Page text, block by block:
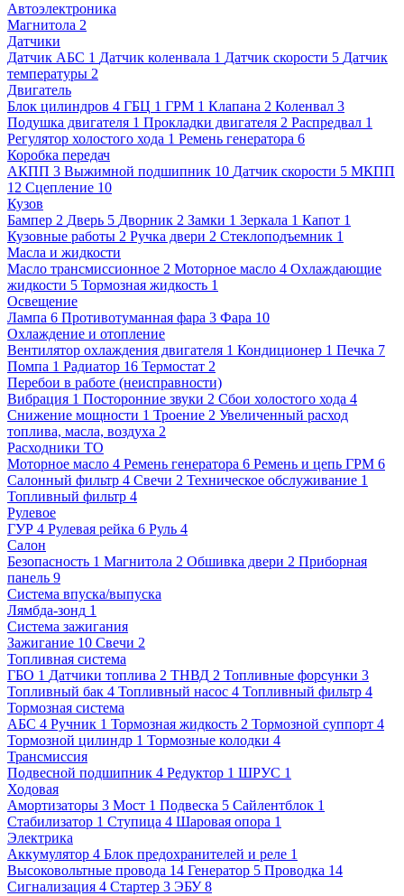
Автоэлектроника
Магнитола 2
Датчики
Датчик АБС 1 Датчик коленвала 1 Датчик скорости 5 Датчик
температуры 2
Двигатель
Блок цилиндров 4 ГБЦ 1 ГРМ 1 Клапана 2 Коленвал 3
Подушка двигателя 1 Прокладки двигателя 2 Распредвал 1
Регулятор холостого хода 1 Ремень генератора 6
Коробка передач
АКПП 3 Выжимной подшипник 10 Датчик скорости 5 МКПП
12 Сцепление 10
Кузов
Бампер 2 Дверь 5 Дворник 2 Замки 1 Зеркала 1 Капот 1
Кузовные работы 2 Ручка двери 2 Стеклоподъемник 1
Масла и жидкости
Масло трансмиссионное 2 Моторное масло 4 Охлаждающие
жидкости 5 Тормозная жидкость 1
Освещение
Лампа 6 Противотуманная фара 3 Фара 10
Охлаждение и отопление
Вентилятор охлаждения двигателя 1 Кондиционер 1 Печка 7
Помпа 1 Радиатор 16 Термостат 2
Перебои в работе (неисправности)
Вибрация 1 Посторонние звуки 2 Сбои холостого хода 4
Снижение мощности 1 Троение 2 Увеличенный расход
топлива, масла, воздуха 2
Расходники ТО
Моторное масло 4 Ремень генератора 6 Ремень и цепь ГРМ 6
Салонный фильтр 4 Свечи 2 Техническое обслуживание 1
Топливный фильтр 4
Рулевое
ГУР 4 Рулевая рейка 6 Руль 4
Салон
Безопасность 1 Магнитола 2 Обшивка двери 2 Приборная
панель 9
Система впуска/выпуска
Лямбда-зонд 1
Система зажигания
Зажигание 10 Свечи 2
Топливная система
ГБО 1 Датчики топлива 2 ТНВД 2 Топливные форсунки 3
Топливный бак 4 Топливный насос 4 Топливный фильтр 4
Тормозная система
АБС 4 Ручник 1 Тормозная жидкость 2 Тормозной суппорт 4
Тормозной цилиндр 1 Тормозные колодки 4
Трансмиссия
Подвесной подшипник 4 Редуктор 1 ШРУС 1
Ходовая
Амортизаторы 3 Мост 1 Подвеска 5 Сайлентблок 1
Стабилизатор 1 Ступица 4 Шаровая опора 1
Электрика
Аккумулятор 4 Блок предохранителей и реле 1
Высоковольтные провода 14 Генератор 5 Проводка 14
Сигнализация 4 Стартер 3 ЭБУ 8